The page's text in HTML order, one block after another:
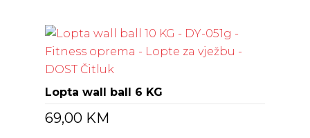
Lopta wall ball 6 KG
69,00 KM